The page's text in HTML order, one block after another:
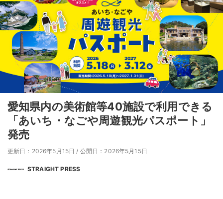
愛知県内の美術館等40施設で利用できる
「あいち・なごや周遊観光パスポート」
発売
更新日：2026年5月15日 / 公開日：2026年5月15日
STRAIGHT PRESS